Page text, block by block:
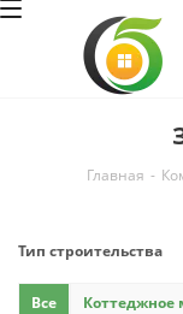
Главная -
Тип строительства
Все Коттеджное